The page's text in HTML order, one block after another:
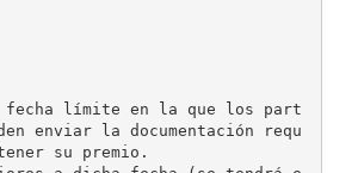
fecha límite en la que los part
enviar la documentación requ
su premio.